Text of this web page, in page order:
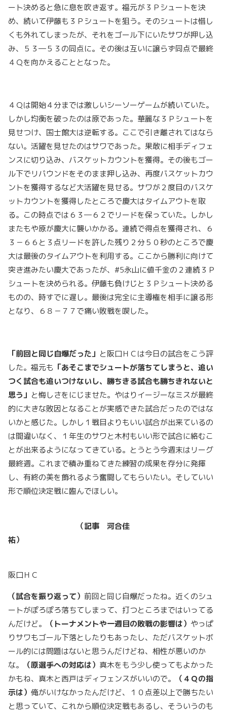
ート決めると急に息を吹き返す。福元が３Ｐシュートを決
め、続いて伊藤も３Ｐシュートを狙う。そのシュートは惜し
くも外れてしまったが、それをゴール下にいたサワが押し込
み、５３―５３の同点に。その後は互いに譲らず同点で最終
４Ｑを向かえることとなった。
４Ｑは開始４分までは激しいシーソーゲームが続いていた。
しかし均衡を破ったのは原であった。華麗な３Ｐシュートを
見せつけ、国士館大は逆転する。ここで引き離されてはなら
ない。活躍を見せたのはサワであった。果敢に相手ディフェ
ンスに切り込み、バスケットカウントを獲得。その後もゴー
ル下でリバウンドをそのまま押し込み、再度バスケットカウ
ントを獲得するなど大活躍を見せる。サワが２度目のバスケ
ットカウントを獲得したところで慶大はタイムアウトを取
る。この時点では６３―６２でリードを保っていた。しかし
またもや原が慶大に襲いかかる。連続で得点を獲得され、６
３－６６と３点リードを許した残り２分５０秒のところで慶
大は最後のタイムアウトを利用する。ここから勝利に向けて
突き進みたい慶大であったが、#5永山に値千金の２連続３Ｐ
シュートを決められる。伊藤も負けじと３Ｐシュート決める
ものの、時すでに遅し。最後は完全に主導権を相手に譲る形
となり、６８－７７で痛い敗戦を喫した。
「前回と同じ自爆だった」 と阪口ＨＣは今日の試合をこう評
した。福元も 「あそこまでシュートが落ちてしまうと、追い
つく試合も追いつけないし、勝ちきる試合も勝ちきれないと
思う」 と悔しさをにじませた。やはりイージーなミスが最終
的に大きな敗因となることが実感できた試合だったのではな
いかと感じた。しかし１戦目よりもいい試合が出来ているの
は間違いなく、１年生のサワと木村もいい形で試合に絡むこ
とが出来るようになってきている。とうとう今週末はリーグ
最終週。これまで積み重ねてきた練習の成果を存分に発揮
し、有終の美を飾れるよう奮闘してもらいたい。そしていい
形で順位決定戦に臨んでほしい。
（記事 河合佳
祐）
阪口ＨＣ
（試合を振り返って） 前回と同じ自爆だったね。近くのシュ
ートがぽろぽろ落ちてしまって、打つところまではいってる
んだけど。
（トーナメントや一週目の敗戦の影響は） やっぱ
りサワもゴール下落としたりもあったし、ただバスケットボ
ール的には問題はないと思うんだけどね、相性が悪いのか
な。
（原選手への対応は） 真木をもう少し使ってもよかった
かもね、真木と西戸はディフェンスがいいので。
（４Ｑの指
示は） 俺がいけなかったんだけど、１０点差以上で勝ちたい
と思っていて、これから順位決定戦もあるし、そういうのも